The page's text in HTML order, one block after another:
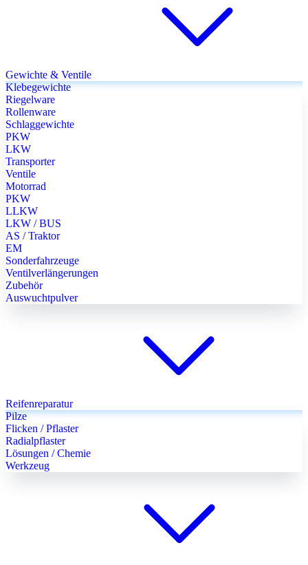
Gewichte & Ventile
Klebegewichte
Riegelware
Rollenware
Schlaggewichte
PKW
LKW
Transporter
Ventile
Motorrad
PKW
LLKW
LKW / BUS
AS / Traktor
EM
Sonderfahrzeuge
Ventilverlängerungen
Zubehör
Auswuchtpulver
Reifenreparatur
Pilze
Flicken / Pflaster
Radialpflaster
Lösungen / Chemie
Werkzeug